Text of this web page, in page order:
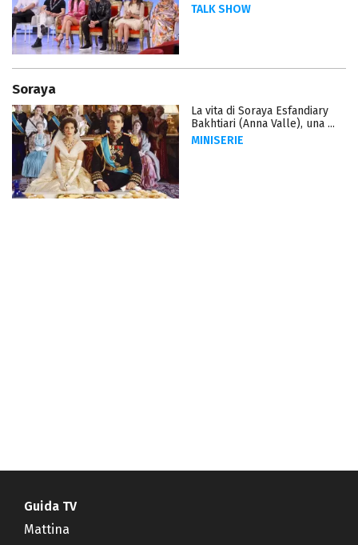
TALK SHOW
Soraya
La vita di Soraya Esfandiary
Bakhtiari (Anna Valle), una ...
MINISERIE
Guida TV
Mattina